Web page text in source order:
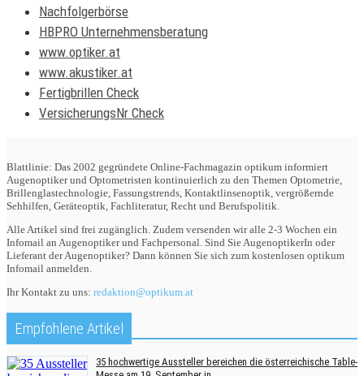
Nachfolgerbörse
HBPRO Unternehmensberatung
www.optiker.at
www.akustiker.at
Fertigbrillen Check
VersicherungsNr Check
Blattlinie: Das 2002 gegründete Online-Fachmagazin optikum informiert
Augenoptiker und Optometristen kontinuierlich zu den Themen Optometrie,
Brillenglastechnologie, Fassungstrends, Kontaktlinsenoptik, vergrößernde
Sehhilfen, Geräteoptik, Fachliteratur, Recht und Berufspolitik.
Alle Artikel sind frei zugänglich. Zudem versenden wir alle 2-3 Wochen ein
Infomail an Augenoptiker und Fachpersonal. Sind Sie AugenoptikerIn oder
Lieferant der Augenoptiker? Dann können Sie sich zum kostenlosen optikum
Infomail anmelden.
Ihr Kontakt zu uns: redaktion@optikum.at
Empfohlene Artikel
35 hochwertige Aussteller bereichen die österreichische Table-